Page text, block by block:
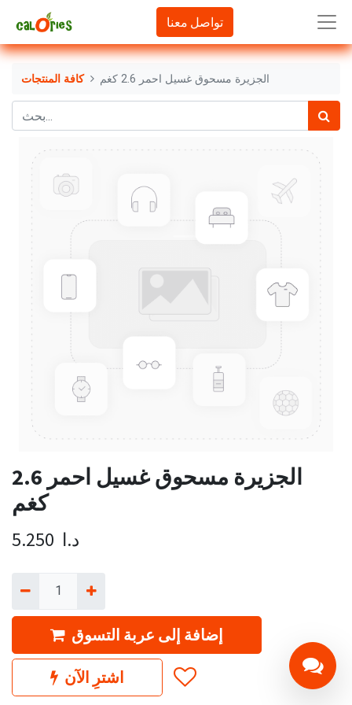
تواصل معنا
كافة المنتجات الجزيرة مسحوق غسيل احمر 2.6 كغم
الجزيرة مسحوق غسيل احمر 2.6
كغم
5.250 د.ا
إضافة إلى عربة التسوق
اشترِ الآن